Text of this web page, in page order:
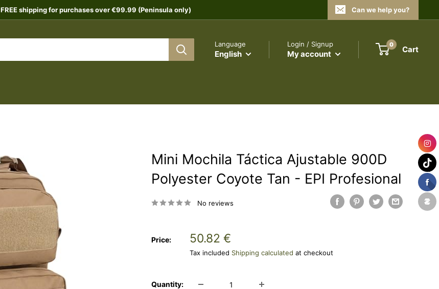
FREE shipping for purchases over €99.99 (Peninsula only) Can we help you?
Language
English
Login / Signup
My account
0 Cart
Mini Mochila Táctica Ajustable 900D
Polyester Coyote Tan - EPI Profesional
No reviews
Price:
Sale
price
50.82 €
Tax included Shipping calculated at checkout
Quantity: